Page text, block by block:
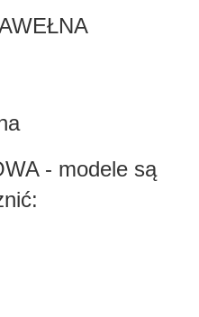
- modele są